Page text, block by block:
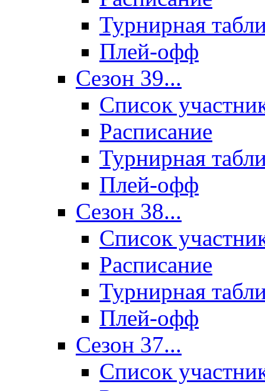
Турнирная
Плей-офф
Сезон 39...
Список
Расписание
Турнирная
Плей-офф
Сезон 38...
Список
Расписание
Турнирная
Плей-офф
Сезон 37...
Список